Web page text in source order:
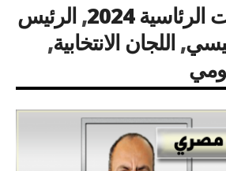
2024
,الرئيس
,اللجان الانتخابية,